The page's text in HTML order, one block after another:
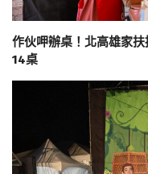
作伙呷辦桌！北高雄家
14桌